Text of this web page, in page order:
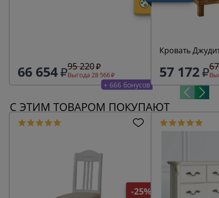
66 654 95 220
Выгода 28 566
+ 666 бонусов
Кровать
57 172
С ЭТИМ ТОВАРОМ ПОКУПАЮТ
-25%